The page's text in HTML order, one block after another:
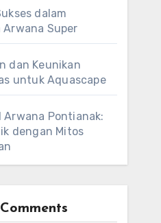
dalam
Arwana Super
dan Keunikan
untuk Aquascape
Arwana Pontianak:
dengan Mitos